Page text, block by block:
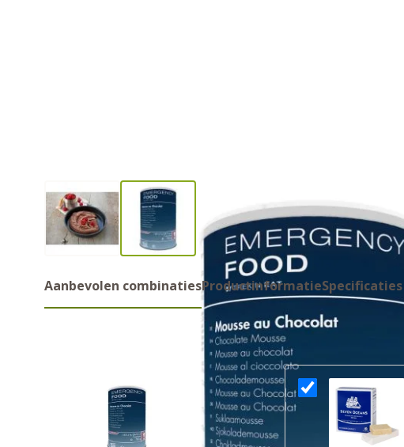
Aanbevolen combinatiesProductinformatieSpecificaties
Aanbevolen combinaties